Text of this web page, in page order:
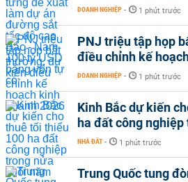
DOANH NGHIỆP - 1 phút trước
PNJ triệu tập họp
điều chỉnh kế
DOANH NGHIỆP - 1 phút trước
Kinh Bắc dự kiến
ha đất công
NHÀ ĐẤT - 1 phút trước
Trung Quốc tung